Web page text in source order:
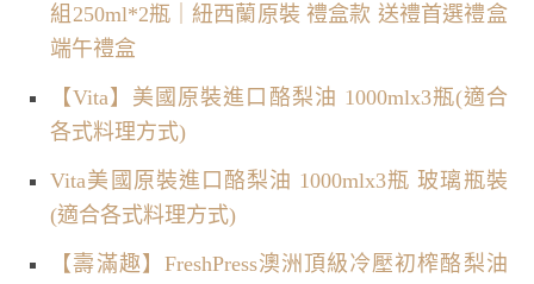
組250ml*2瓶｜紐西蘭原裝 禮盒款 送禮首選禮盒
端午禮盒
【Vita】美國原裝進口酪梨油 1000mlx3瓶(適合
各式料理方式)
Vita美國原裝進口酪梨油 1000mlx3瓶 玻璃瓶裝
(適合各式料理方式)
【壽滿趣】FreshPress澳洲頂級冷壓初榨酪梨油